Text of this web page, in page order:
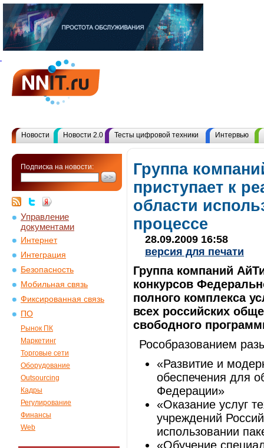
Новости Новости 2.0 Тесты цифровой техники Интервью
Подписка на новости:
Управление
документами
Интернет
Интеграция
Безопасность
Мобильная связь
Фиксированная связь
ПО
Рынок ПК
Маркетинг
Торговые сети
Оборудование
Outsourcing
Кадры
Регулирование
Финансы
Web
Группа
приступает к
области
процессе
28.09.2009 16:58
версия для печати
Группа компаний
конкурсов
полного комплекса
всех российских
свободного
Рособразованием
«Развитие и
обеспечения для
Федерации»
«Оказание услуг
учреждений
использовании
«Обучение